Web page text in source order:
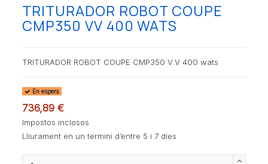
TRITURADOR ROBOT COUPE
CMP350 VV 400 WATS
TRITURADOR ROBOT COUPE CMP350 V.V 400 wats
En espera
736,89 €
Impostos inclosos
Lliurament en un termini d’entre 5 i 7 dies